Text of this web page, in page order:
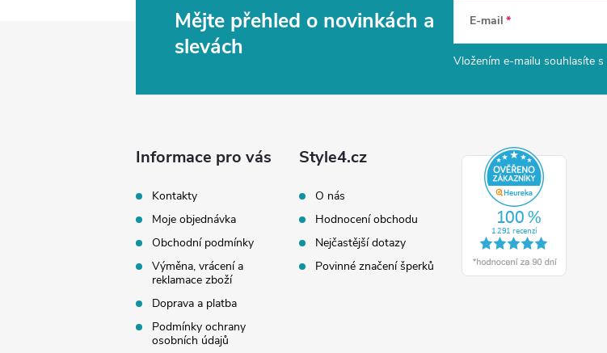
Mějte přehled o novinkách a
slevách
E-mail
Vložením e-mailu souhlasíte s
Informace pro vás
Kontakty
Moje objednávka
Obchodní podmínky
Výměna, vrácení a
reklamace zboží
Doprava a platba
Podmínky ochrany
osobních údajů
Style4.cz
O nás
Hodnocení obchodu
Nejčastější dotazy
Povinné značení šperků